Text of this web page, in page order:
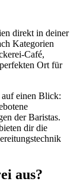
direkt in deiner
Kategorien
Café,
Ort für
einen Blick:
der Baristas.
dir die
aus?